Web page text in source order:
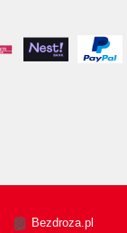
Bezdroza.pl